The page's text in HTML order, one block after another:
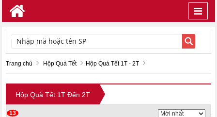
TÌM KIẾM
Trang chủ Hộp Quà Tết Hộp Quà Tết 1T - 2T
Hộp Quà Tết 1T Đến 2T
13